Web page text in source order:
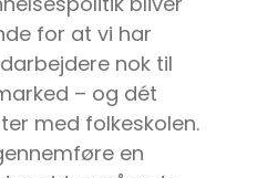
for at vi har
nok til
– og dét
med folkeskolen.
en